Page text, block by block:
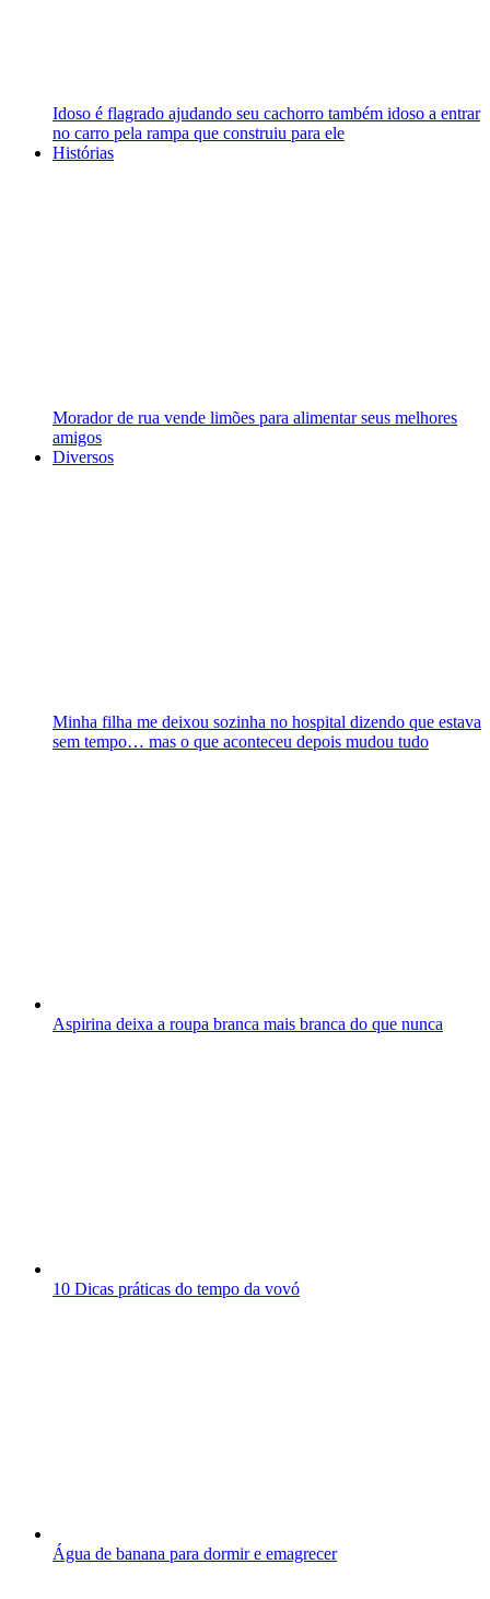
Idoso é flagrado ajudando seu cachorro também idoso a entrar
no carro pela rampa que construiu para ele
Histórias
Morador de rua vende limões para alimentar seus melhores
amigos
Diversos
Minha filha me deixou sozinha no hospital dizendo que estava
sem tempo… mas o que aconteceu depois mudou tudo
Aspirina deixa a roupa branca mais branca do que nunca
10 Dicas práticas do tempo da vovó
Água de banana para dormir e emagrecer